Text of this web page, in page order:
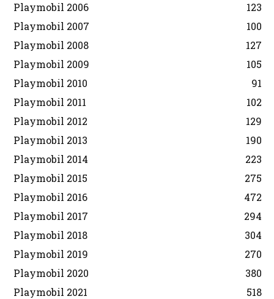
Playmobil 2006
123
Playmobil 2007
100
Playmobil 2008
127
Playmobil 2009
105
Playmobil 2010
91
Playmobil 2011
102
Playmobil 2012
129
Playmobil 2013
190
Playmobil 2014
223
Playmobil 2015
275
Playmobil 2016
472
Playmobil 2017
294
Playmobil 2018
304
Playmobil 2019
270
Playmobil 2020
380
Playmobil 2021
518